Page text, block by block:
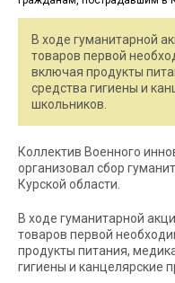
В ходе гуманитарной
товаров первой
включая продукты
средства гигиены и
школьников.
Коллектив Военного
организовал сбор
Курской области.
В ходе гуманитарной
товаров первой
продукты питания,
гигиены и канцелярские